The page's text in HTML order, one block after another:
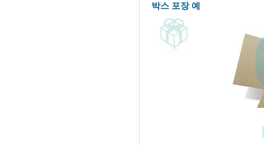
박스 포장 예